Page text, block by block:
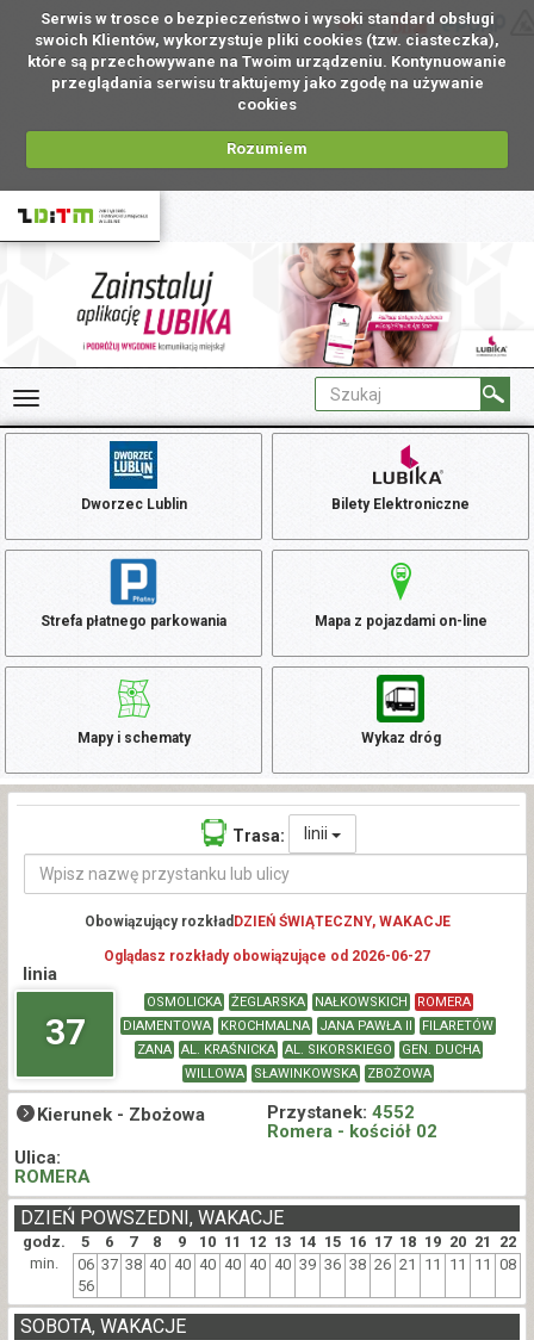
Serwis w trosce o bezpieczeństwo i wysoki standard obsługi
swoich Klientów, wykorzystuje pliki cookies (tzw. ciasteczka),
które są przechowywane na Twoim urządzeniu. Kontynuowanie
przeglądania serwisu traktujemy jako zgodę na używanie
cookies
Rozumiem
PL
Dworzec Lublin Bilety Elektroniczne
Strefa płatnego parkowania Mapa z pojazdami on-line
Mapy i schematy Wykaz dróg
Trasa: linii
Obowiązujący rozkład DZIEŃ ŚWIĄTECZNY, WAKACJE
Oglądasz rozkłady obowiązujące od 2026-06-27
linia
37
OSMOLICKA ŻEGLARSKA NAŁKOWSKICH
ROMERA
DIAMENTOWA
KROCHMALNA JANA PAWŁA II
FILARETÓW
ZANA
AL. KRAŚNICKA AL. SIKORSKIEGO
GEN. DUCHA
WILLOWA
SŁAWINKOWSKA ZBOŻOWA
Kierunek - Zbożowa Przystanek: 4552
Romera - kościół 02
Ulica:
ROMERA
godz. 5 6 7 8 9 10 11 12 13 14 15 16 17 18 19 20 21 22
DZIEŃ POWSZEDNI, WAKACJE
min.
06
56
37 38 40 40 40 40 40 40 39 36 38 26 21 11 11 11 08
SOBOTA, WAKACJE